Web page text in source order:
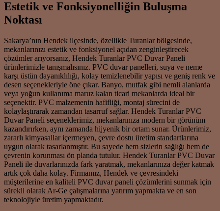
Estetik ve Fonksiyonelliğin Buluşma
Noktası
Sakarya’nın Hendek ilçesinde, özellikle Turanlar bölgesinde,
mekanlarınızı estetik ve fonksiyonel açıdan zenginleştirecek
çözümler arıyorsanız, Hendek Turanlar PVC Duvar Paneli
ürünlerimizle tanışmalısınız. PVC duvar panelleri, suya ve neme
karşı üstün dayanıklılığı, kolay temizlenebilir yapısı ve geniş renk ve
desen seçenekleriyle öne çıkar. Banyo, mutfak gibi nemli alanlarda
veya yoğun kullanıma maruz kalan ticari mekanlarda ideal bir
seçenektir. PVC malzemenin hafifliği, montaj sürecini de
kolaylaştırarak zamandan tasarruf sağlar. Hendek Turanlar PVC
Duvar Paneli seçeneklerimiz, mekanlarınıza modern bir görünüm
kazandırırken, aynı zamanda hijyenik bir ortam sunar. Ürünlerimiz,
zararlı kimyasallar içermeyen, çevre dostu üretim standartlarına
uygun olarak tasarlanmıştır. Bu sayede hem sizlerin sağlığı hem de
çevrenin korunması ön planda tutulur. Hendek Turanlar PVC Duvar
Paneli ile duvarlarınızda fark yaratmak, mekanlarınıza değer katmak
artık çok daha kolay. Firmamız, Hendek ve çevresindeki
müşterilerine en kaliteli PVC duvar paneli çözümlerini sunmak için
sürekli olarak Ar-Ge çalışmalarına yatırım yapmakta ve en son
teknolojiyle üretim yapmaktadır.